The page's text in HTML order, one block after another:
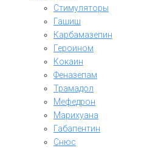
Стимуляторы
Гашиш
Карбамазепин
Героином
Кокаин
Феназепам
Трамадол
Мефедрон
Марихуана
Габапентин
Снюс